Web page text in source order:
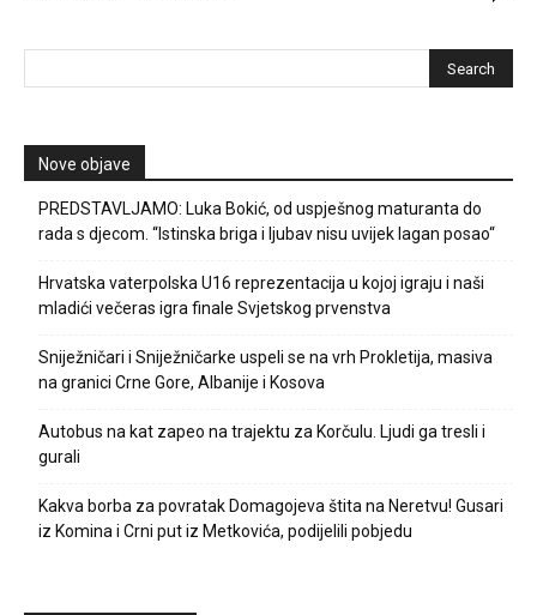
Nove objave
PREDSTAVLJAMO: Luka Bokić, od uspješnog maturanta do
rada s djecom. “Istinska briga i ljubav nisu uvijek lagan posao“
Hrvatska vaterpolska U16 reprezentacija u kojoj igraju i naši
mladići večeras igra finale Svjetskog prvenstva
Sniježničari i Sniježničarke uspeli se na vrh Prokletija, masiva
na granici Crne Gore, Albanije i Kosova
Autobus na kat zapeo na trajektu za Korčulu. Ljudi ga tresli i
gurali
Kakva borba za povratak Domagojeva štita na Neretvu! Gusari
iz Komina i Crni put iz Metkovića, podijelili pobjedu